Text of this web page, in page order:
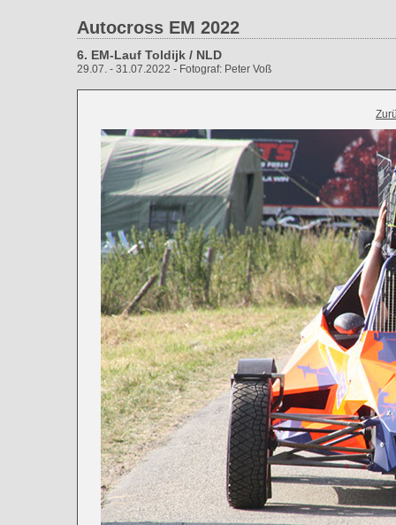
Autocross EM 2022
6. EM-Lauf Toldijk / NLD
29.07. - 31.07.2022 - Fotograf: Peter Voß